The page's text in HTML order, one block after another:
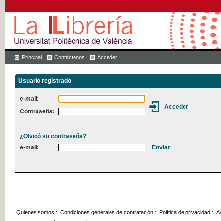
Principal Contáctenos Acceder
Usuario registrado
e-mail:
Contraseña:
¿Olvidó su contraseña?
e-mail:
Quienes somos :: Condiciones generales de contratación :: Política de privacidad ::